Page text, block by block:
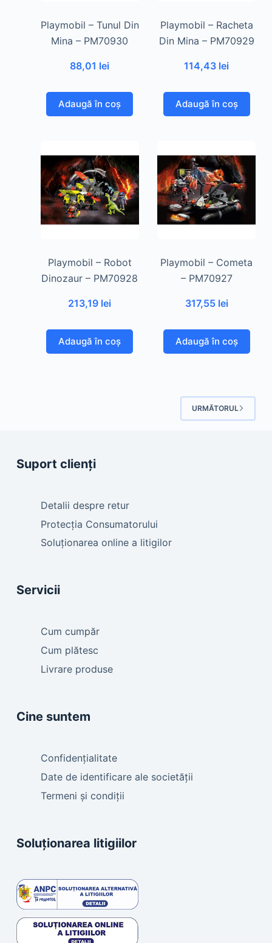
Playmobil – Tunul Din
Mina – PM70930
88,01 lei
Adaugă în coș
Playmobil – Racheta
Din Mina – PM70929
114,43 lei
Adaugă în coș
Playmobil – Robot
Dinozaur – PM70928
213,19 lei
Adaugă în coș
Playmobil – Cometa
– PM70927
317,55 lei
Adaugă în coș
URMĂTORUL
Suport clienți
Detalii despre retur
Protecția Consumatorului
Soluționarea online a litigilor
Servicii
Cum cumpăr
Cum plătesc
Livrare produse
Cine suntem
Confidențialitate
Date de identificare ale societății
Termeni și condiții
Soluționarea litigiilor